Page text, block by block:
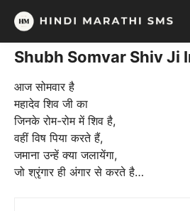
Skip
content
Shubh Somvar Shiv Ji
आज सोमवार है
महादेव शिव जी का
जिनके रोम-रोम में शिव है,
वहीं विष पिया करते हैं,
जमाना उन्हें क्या जलायेंगा,
जो श्रृंगार ही अंगार से करते है…